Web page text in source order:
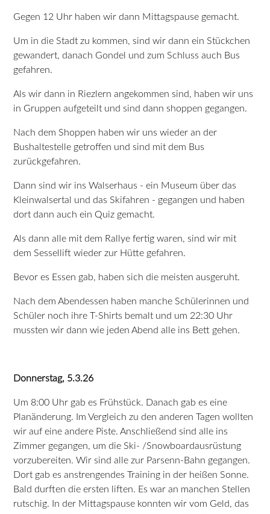
Gegen 12 Uhr haben wir dann Mittagspause gemacht.
Um in die Stadt zu kommen, sind wir dann ein Stückchen
gewandert, danach Gondel und zum Schluss auch Bus
gefahren.
Als wir dann in Riezlern angekommen sind, haben wir uns
in Gruppen aufgeteilt und sind dann shoppen gegangen.
Nach dem Shoppen haben wir uns wieder an der
Bushaltestelle getroffen und sind mit dem Bus
zurückgefahren.
Dann sind wir ins Walserhaus - ein Museum über das
Kleinwalsertal und das Skifahren - gegangen und haben
dort dann auch ein Quiz gemacht.
Als dann alle mit dem Rallye fertig waren, sind wir mit
dem Sessellift wieder zur Hütte gefahren.
Bevor es Essen gab, haben sich die meisten ausgeruht.
Nach dem Abendessen haben manche Schülerinnen und
Schüler noch ihre T-Shirts bemalt und um 22:30 Uhr
mussten wir dann wie jeden Abend alle ins Bett gehen.
Donnerstag, 5.3.26
Um 8:00 Uhr gab es Frühstück. Danach gab es eine
Planänderung. Im Vergleich zu den anderen Tagen wollten
wir auf eine andere Piste. Anschließend sind alle ins
Zimmer gegangen, um die Ski- /Snowboardausrüstung
vorzubereiten. Wir sind alle zur Parsenn-Bahn gegangen.
Dort gab es anstrengendes Training in der heißen Sonne.
Bald durften die ersten liften. Es war an manchen Stellen
rutschig. In der Mittagspause konnten wir vom Geld, das